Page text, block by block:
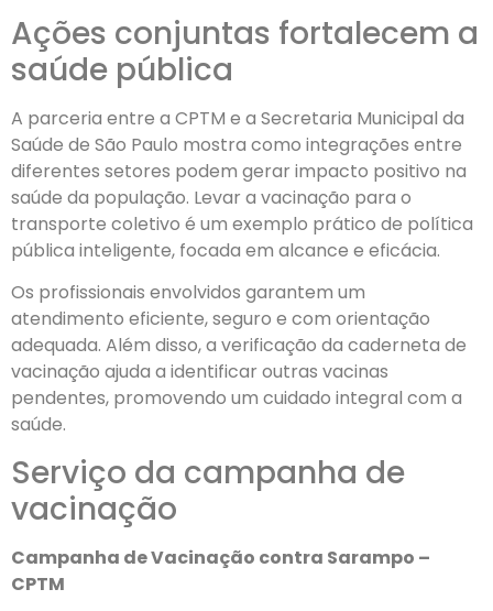
Ações conjuntas fortalecem a
saúde pública
A parceria entre a CPTM e a Secretaria Municipal da
Saúde de São Paulo mostra como integrações entre
diferentes setores podem gerar impacto positivo na
saúde da população. Levar a vacinação para o
transporte coletivo é um exemplo prático de política
pública inteligente, focada em alcance e eficácia.
Os profissionais envolvidos garantem um
atendimento eficiente, seguro e com orientação
adequada. Além disso, a verificação da caderneta de
vacinação ajuda a identificar outras vacinas
pendentes, promovendo um cuidado integral com a
saúde.
Serviço da campanha de
vacinação
Campanha de Vacinação contra Sarampo –
CPTM